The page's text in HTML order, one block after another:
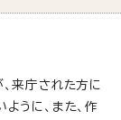
来庁された方に
うに、また、作